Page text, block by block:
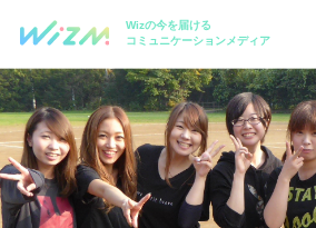
Wizの今を届ける
コミュニケーションメディア